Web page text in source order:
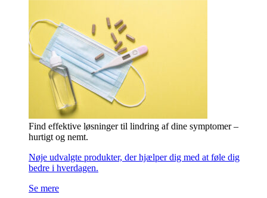
Find effektive løsninger til lindring af dine symptomer –
hurtigt og nemt.
Nøje udvalgte produkter, der hjælper dig med at føle dig
bedre i hverdagen.
Se mere